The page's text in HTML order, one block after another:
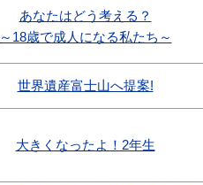
あなたはどう考える？
～18歳で成人になる私たち～
世界遺産富士山へ提案!
大きくなったよ！2年生